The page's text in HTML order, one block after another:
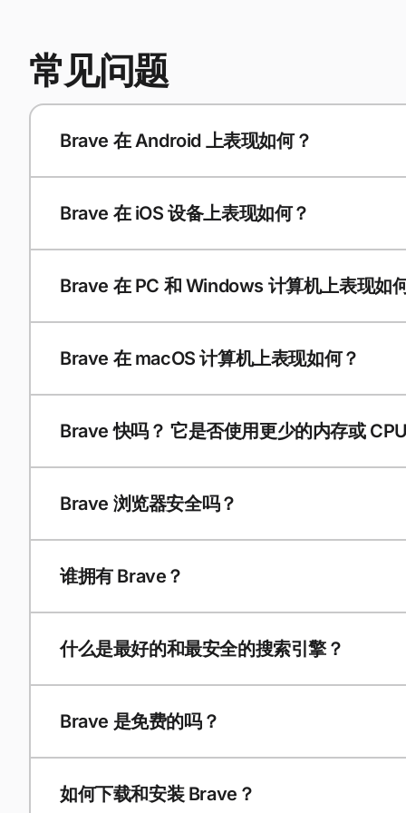
常见问题
Brave 在 Android 上表现如何？
Brave 在 iOS 设备上表现如何？
Brave 在 PC 和 Windows 计算机上表现如
Brave 在 macOS 计算机上表现如何？
Brave 快吗？ 它是否使用更少的内存或
Brave 浏览器安全吗？
谁拥有 Brave？
什么是最好的和最安全的搜索引擎？
Brave 是免费的吗？
如何下载和安装 Brave？